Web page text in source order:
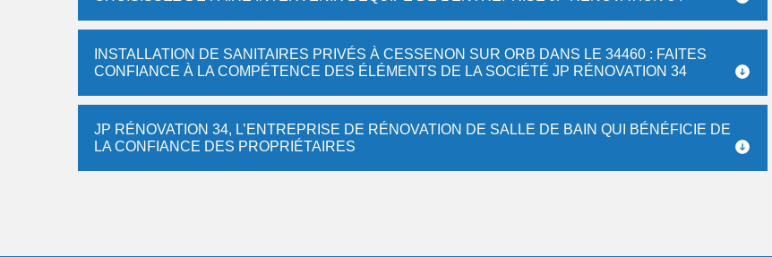
INSTALLATION DE SANITAIRES PRIVÉS À CESSENON SUR ORB DANS LE 34460 : FAITES
CONFIANCE À LA COMPÉTENCE DES ÉLÉMENTS DE LA SOCIÉTÉ JP RÉNOVATION 34
JP RÉNOVATION 34, L’ENTREPRISE DE RÉNOVATION DE SALLE DE BAIN QUI BÉNÉFICIE DE
LA CONFIANCE DES PROPRIÉTAIRES